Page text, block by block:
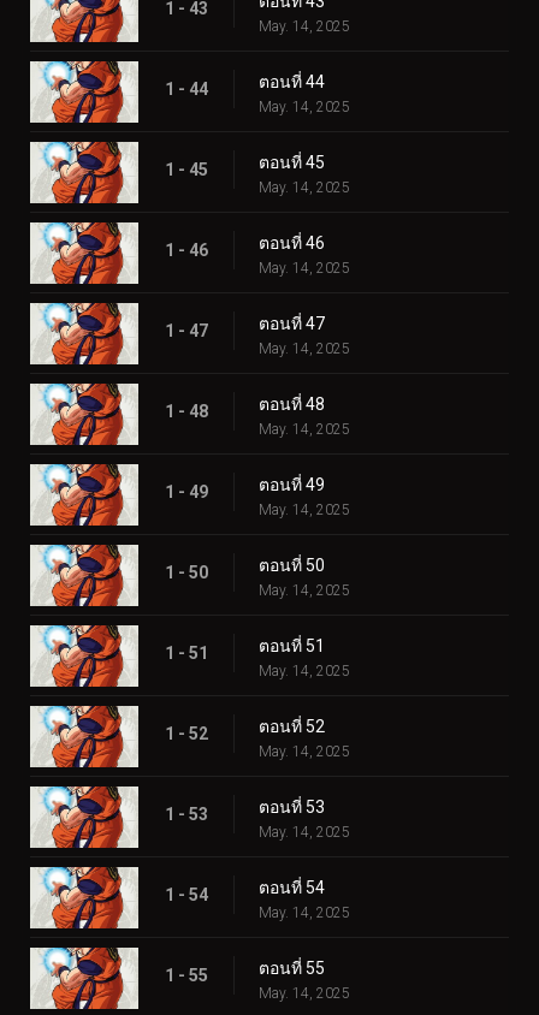
1 - 43
May. 14, 2025
1 - 44 ตอนที่ 44
May. 14, 2025
1 - 45 ตอนที่ 45
May. 14, 2025
1 - 46 ตอนที่ 46
May. 14, 2025
1 - 47 ตอนที่ 47
May. 14, 2025
1 - 48 ตอนที่ 48
May. 14, 2025
1 - 49 ตอนที่ 49
May. 14, 2025
1 - 50 ตอนที่ 50
May. 14, 2025
1 - 51 ตอนที่ 51
May. 14, 2025
1 - 52 ตอนที่ 52
May. 14, 2025
1 - 53 ตอนที่ 53
May. 14, 2025
1 - 54 ตอนที่ 54
May. 14, 2025
1 - 55 ตอนที่ 55
May. 14, 2025